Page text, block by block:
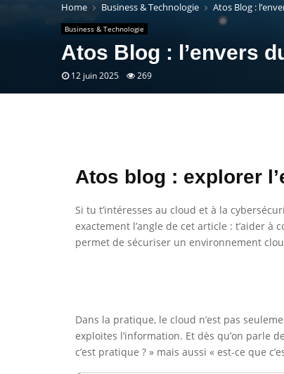
Home Business & Technologie Atos Blog :
Business & Technologie
Atos Blog : l’envers
12 juin 2025 269
Atos blog : explorer
Si tu t’intéresses au cloud et à la
exactement l’angle de cet article : t’aider
permet de sécuriser un environnement
Dans la pratique, le cloud n’est pas
exploites l’information. Et dès qu’on parle
c’est pratique ? » mais aussi « est-ce que